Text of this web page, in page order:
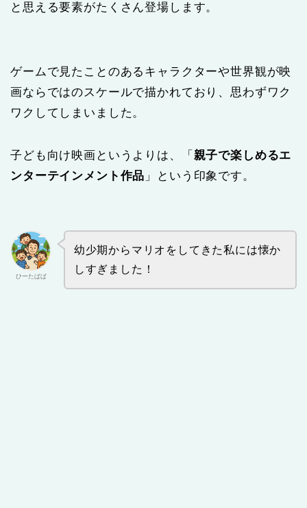
と思える要素がたくさん登場します。
ゲームで見たことのあるキャラクターや世界観が映
画ならではのスケールで描かれており、思わずワク
ワクしてしまいました。
子ども向け映画というよりは、「 親子で楽しめるエ
ンターテインメント作品 」という印象です。
ひーたぱぱ
幼少期からマリオをしてきた私には懐か
しすぎました！